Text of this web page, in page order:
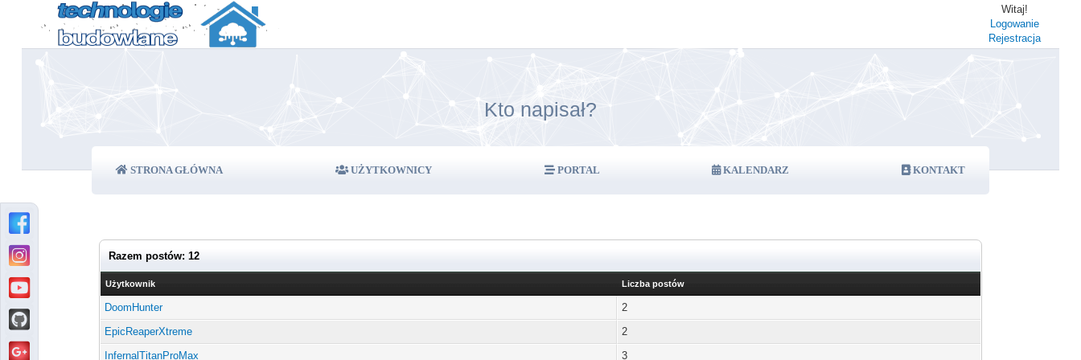
Witaj!
Logowanie
Rejestracja
Kto napisał?
STRONA GŁÓWNA UŻYTKOWNICY PORTAL KALENDARZ KONTAKT
Razem postów: 12
Użytkownik Liczba postów
DoomHunter
2
EpicReaperXtreme
2
InfernalTitanProMax
3